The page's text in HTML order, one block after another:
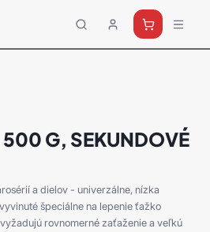
G, SEKUNDOVÉ
a dielov - univerzálne, nízka
špeciálne na lepenie ťažko
rovnomerné zaťaženie a veľkú